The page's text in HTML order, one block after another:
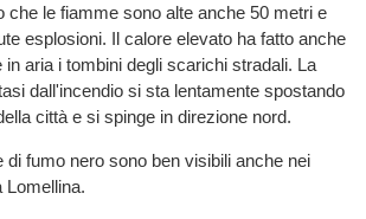
che le fiamme sono alte anche 50 metri e
esplosioni. Il calore elevato ha fatto anche
in aria i tombini degli scarichi stradali. La
dall'incendio si sta lentamente spostando
città e si spinge in direzione nord.
di fumo nero sono ben visibili anche nei
Lomellina.